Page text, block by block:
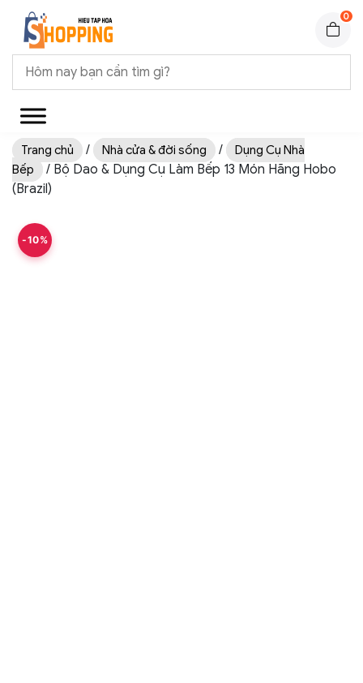
0
Trang chủ / Nhà cửa & đời sống /
Dụng Cụ Nhà
Bếp
/ Bộ Dao & Dụng Cụ Làm Bếp 13 Món Hãng Hobo
(Brazil)
-10%